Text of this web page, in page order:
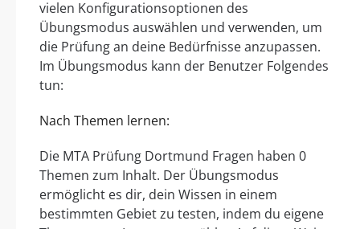
vielen Konfigurationsoptionen des
Übungsmodus auswählen und verwenden, um
die Prüfung an deine Bedürfnisse anzupassen.
Im Übungsmodus kann der Benutzer Folgendes
tun:
Nach Themen lernen:
Die MTA Prüfung Dortmund Fragen haben 0
Themen zum Inhalt. Der Übungsmodus
ermöglicht es dir, dein Wissen in einem
bestimmten Gebiet zu testen, indem du eigene